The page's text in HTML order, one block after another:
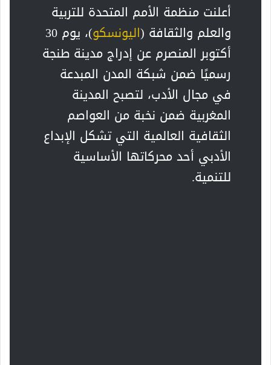
أعلنت منظمة الأمم المتحدة للتربية
والعلم والثقافة (اليونسكو
)، يوم 30
أكتوبر المنصرم عن إدراج مدينة طنجة
رسميًا ضمن شبكة المدن المبدعة
في مجال الأدب، لتصبح المدينة
المغربية ضمن نخبة من العواصم
الثقافية العالمية التي تشكل الإبداع
الأدبي أحد محركاتها الأساسية
للتنمية.